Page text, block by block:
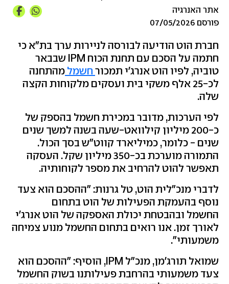
אתר האנרגיה
פורסם 07/05/2026
חברת הוט הודיעה לבורסה לניירות ערך בת"א כי
חתמה על הסכם עם תחנת הכוח IPM שבבאר
טוביה, לפיו הוט אנרג'י תמכורחשמלמהתחנה
לכ-25 אלף משקי בית ועסקים מלקוחות הקצה
שלה.
לפי הערכות, מדובר במכירת חשמל בהספק של
כ-200 מיליון קילוואט-שעה בשנה למשך שנים
שנים - כלומר, כמיליארד קווט"ש בסך הכול.
התמורה מוערכת בכ-350 מיליון שקל. העסקה
תאפשר להוט להרחיב את מספר לקוחותיה.
לדברי מנכ"לית הוט, טל גרנות: "ההסכם הוא צעד
נוסף בהעמקת הפעילות של הוט בתחום
החשמל ובהבטחת יכולת האספקה של הוט אנרג'י
לאורך זמן. אנו רואים בתחום החשמל מנוע צמיחה
משמעותי".
שמואל תורג'מן, מנכ"ל IPM, הוסיף: "ההסכם הוא
צעד משמעותי בהרחבת פעילותנו בשוק החשמל